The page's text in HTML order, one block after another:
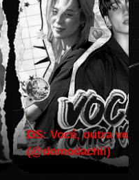
DS: Você, outra vez!
(@domodachii)